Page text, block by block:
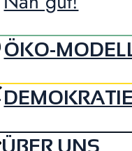
ÖKO-
ÜBER UNS